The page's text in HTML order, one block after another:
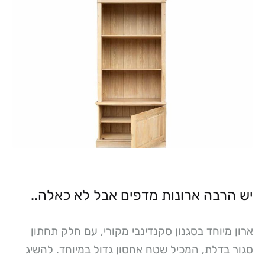
יש הרבה ארונות מדפים אבל לא כאלה..
ארון מיוחד בסגנון סקנדינבי מקורי, עם חלק תחתון
סגור בדלת, המכיל שטח אחסון גדול במיוחד. להשיג